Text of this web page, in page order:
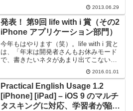
2013.06.29
発表！ 第9回 life with i 賞（その2
iPhone アプリケーション部門）
今年もはやります（笑）。life with i 賞と
は、「年末は開発者さんもお休みモード
で、書きたいネタがあまり出てこないん
だよねぇ～」ということで2006年に安易
に創設され、選考委員の Tom 個人が感動
した作品に贈られる権威のかけらもな...
2016.01.01
Practical English Usage 1.2
[iPhone] [iPad] – iOS 9 のマルチ
タスキングに対応、学習者が陥り